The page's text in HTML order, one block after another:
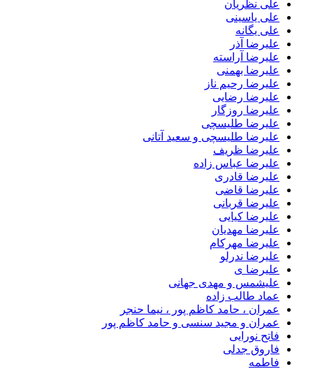
علی نظریان
علی یاسینی
علی یگانه
علیرضا آذر
علیرضا آراسته
علیرضا بهمنی
علیرضا رحیم ناز
علیرضا رضایی
علیرضا روزگار
علیرضا طلیسچی
علیرضا طلیسچی و سعید آتانی
علیرضا ظریف
علیرضا عباس زاده
علیرضا قادری
علیرضا قاضی
علیرضا قربانی
علیرضا کیایی
علیرضا مهدیان
علیرضا مهرکام
علیرضا ندرلو
علیرضا ی
علیشمس و مهدی جهانی
عماد طالب زاده
عمران ، حامد کاظم پور ، نیما حنجر
عمران و مجید سنسی و حامد کاظم پور
فاتح نورایی
فاروق جدلی
فاطمه